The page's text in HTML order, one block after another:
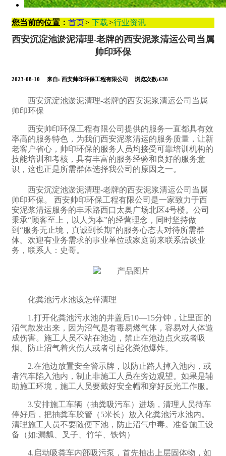
您当前的位置： 首页> 下载>行业资讯
西安沉淀池淤泥清理-老牌的西安泥浆清运公司当属
帅印环保
2023-08-10 来自: 西安帅印环保工程有限公司 浏览次数:638
西安沉淀池淤泥清理-老牌的西安泥浆清运公司当属
帅印环保
西安帅印环保工程有限公司提供的服务一直都具有效
率高的服务特色，为我们西安泥浆清运的服务质量，让新
老客户省心，帅印环保的服务人员均接受可靠培训机构的
技能培训和考核，具有丰富的服务经验和良好的服务意
识，这也正是所需群体选择我公司的原因之一。
西安沉淀池淤泥清理-老牌的西安泥浆清运公司当属
帅印环保。 西安帅印环保工程有限公司是一家致力于西
安泥浆清运服务的丰禾路西口太奥广场北区4号楼。公司
秉承“顾客至上，以人为本”的经营理念，同时坚持做
到“服务无止境，真诚到长期”的服务心态去对待所需群
体。欢迎有业务需求的事业单位或家庭前来联系洽谈业
务，联系人：史哥。
化粪池污水池该怎样清理
1.打开化粪池污水池的井盖后10—15分钟，让里面的
沼气散发出来，因为沼气是有毒易燃气体，容易对人体造
成伤害。施工人员不站在池边，禁止在池边点火或者吸
烟。防止沼气着火伤人或者引起化粪池爆炸。
2.在池边放置安全警示牌，以防止路人掉入池内，或
者汽车陷入池内，制止非施工人员在旁边观望。如果是辅
助施工环境，施工人员要戴好安全帽和穿好反光工作服。
3.安排施工车辆（抽粪吸污车）进场，清理人员待车
停好后，把抽粪车胶管（5米长）放入化粪池污水池内。
清理施工人员不要随便下池，防止沼气中毒。准备施工设
备（如:漏瓢、叉子、竹竿、铁钩）
4.启动吸粪车内部吸污泵，首先抽出上层固体物，如